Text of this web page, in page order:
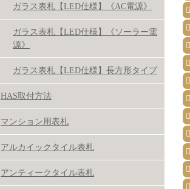
ガラス表札【LED仕様】《AC電源》
ガラス表札【LED仕様】《ソーラー電
源》
ガラス表札【LED仕様】長方形タイプ
HAS取付方法
マンション用表札
アルカイックタイル表札
アンティークタイル表札